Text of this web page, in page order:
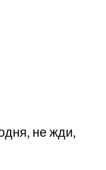
не жди,